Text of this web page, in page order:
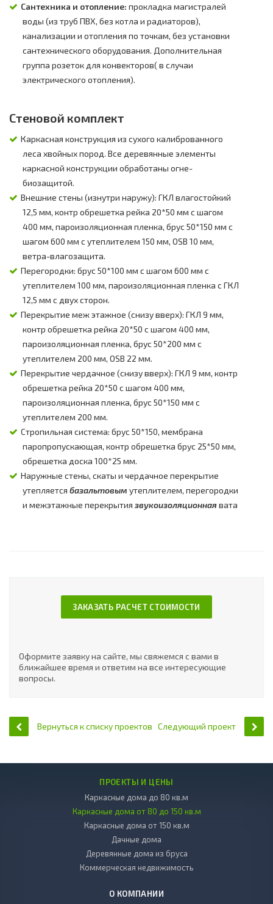
Сантехника и отопление: прокладка магистралей
воды (из труб ПВХ, без котла и радиаторов),
канализации и отопления по точкам, без установки
сантехнического оборудования. Дополнительная
группа розеток для конвекторов( в случаи
электрического отопления).
Стеновой комплект
Каркасная конструкция из сухого калиброванного
леса хвойных пород. Все деревянные элементы
каркасной конструкции обработаны огне-
биозащитой.
Внешние стены (изнутри наружу): ГКЛ влагостойкий
12,5 мм, контр обрешетка рейка 20*50 мм с шагом
400 мм, пароизоляционная пленка, брус 50*150 мм с
шагом 600 мм с утеплителем 150 мм, OSB 10 мм,
ветра-влагозащита.
Перегородки: брус 50*100 мм с шагом 600 мм с
утеплителем 100 мм, пароизоляционная пленка с ГКЛ
12,5 мм с двух сторон.
Перекрытие меж этажное (снизу вверх): ГКЛ 9 мм,
контр обрешетка рейка 20*50 с шагом 400 мм,
пароизоляционная пленка, брус 50*200 мм с
утеплителем 200 мм, OSB 22 мм.
Перекрытие чердачное (снизу вверх): ГКЛ 9 мм, контр
обрешетка рейка 20*50 с шагом 400 мм,
пароизоляционная пленка, брус 50*150 мм с
утеплителем 200 мм.
Стропильная система: брус 50*150, мембрана
паропропускающая, контр обрешетка брус 25*50 мм,
обрешетка доска 100*25 мм.
Наружные стены, скаты и чердачное перекрытие
утепляется базальтовым утеплителем, перегородки
и межэтажные перекрытия звукоизоляционнаявата
ЗАКАЗАТЬ РАСЧЕТ СТОИМОСТИ
Оформите заявку на сайте, мы свяжемся с вами в
ближайшее время и ответим на все интересующие
вопросы.
Вернуться к списку проектов Следующий проект
ПРОЕКТЫ И ЦЕНЫ
Каркасные дома до 80 кв.м
Каркасные дома от 80 до 150 кв.м
Каркасные дома от 150 кв.м
Дачные дома
Деревянные дома из бруса
Коммерческая недвижимость
О КОМПАНИИ